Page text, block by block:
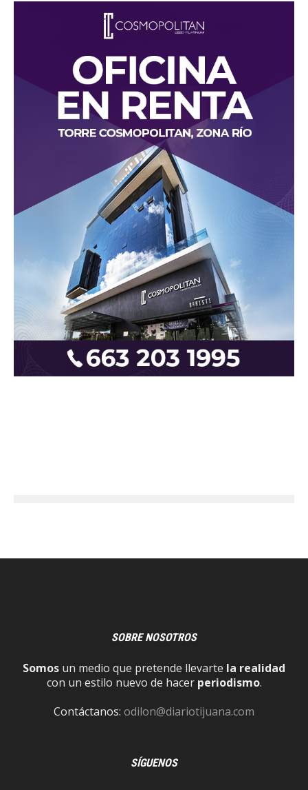
SOBRE NOSOTROS
Somos un medio que pretende llevarte la realidad
con un estilo nuevo de hacer periodismo.
Contáctanos: odilon@diariotijuana.com
SÍGUENOS